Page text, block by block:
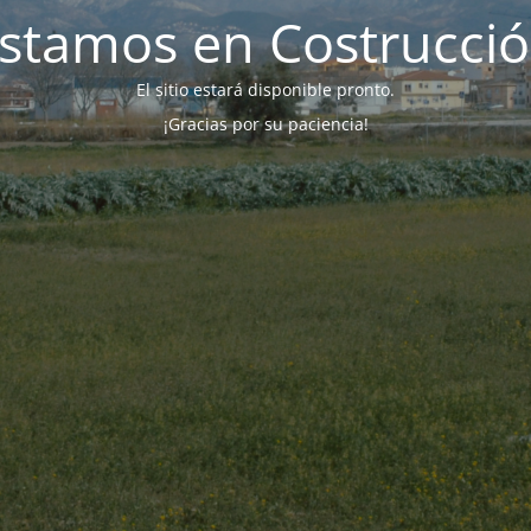
en
El sitio estará disponible pronto.
¡Gracias por su paciencia!